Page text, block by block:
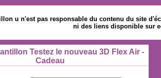
u n'est pas responsable du contenu du site
ni des liens disponible sur
Testez le nouveau 3D Flex Air -
Cadeau